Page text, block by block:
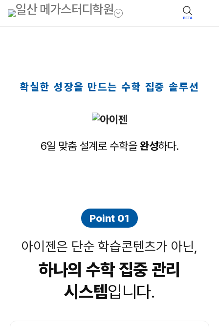
BETA
확실한 성장을 만드는 수학 집중 솔루션
6일 맞춤 설계로 수학을완성하다.
Point 01
아이젠은 단순 학습콘텐츠가 아닌,
하나의 수학 집중 관리
시스템입니다.